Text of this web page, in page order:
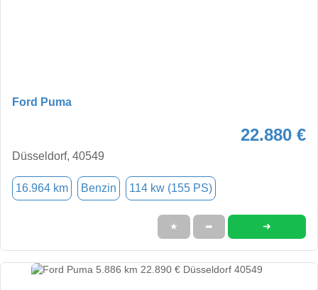
Ford Puma
22.880 €
Düsseldorf, 40549
16.964 km Benzin 114 kw (155 PS)
★ ➦ ➜